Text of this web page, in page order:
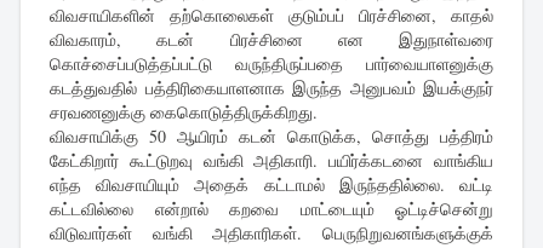
விவசாயிகளின் தற்கொலைகள் குடும்பப் பிரச்சினை, காதல்
விவகாரம், கடன் பிரச்சினை என இதுநாள்வரை
கொச்சைப்படுத்தப்பட்டு வருந்திருப்பதை பார்வையாளனுக்கு
கடத்துவதில் பத்திரிகையாளனாக இருந்த அனுபவம் இயக்குநர்
சரவணனுக்கு கைகொடுத்திருக்கிறது.
விவசாயிக்கு 50 ஆயிரம் கடன் கொடுக்க, சொத்து பத்திரம்
கேட்கிறார் கூட்டுறவு வங்கி அதிகாரி. பயிர்க்கடனை வாங்கிய
எந்த விவசாயியும் அதைக் கட்டாமல் இருந்ததில்லை. வட்டி
கட்டவில்லை என்றால் கறவை மாட்டையும் ஓட்டிச்சென்று
விடுவார்கள் வங்கி அதிகாரிகள். பெருநிறுவனங்களுக்குக்